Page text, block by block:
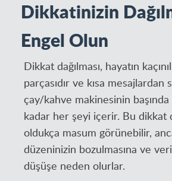
Dikkatinizin
Engel Olun
Dikkat dağılması, hayatın
parçasıdır ve kısa mesajlardan
çay/kahve makinesinin
kadar her şeyi içerir. Bu dikkat
oldukça masum görünebilir,
düzeninizin bozulmasına ve
düşüşe neden olurlar.